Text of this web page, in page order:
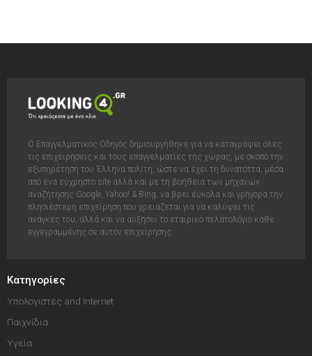
Ο Επαγγελματικός Οδηγός δημιουργήθηκε για να καταγράψει όλες
τις επιχειρήσεις και τους επαγγελματίες της χώρας, με σκοπό την
εξυπηρέτηση του Έλληνα πολίτη, ώστε να έχει τη δυνατόττα, μέσα
από ένα εύχρηστο site αλλά και με τη βοήθεια των μηχανών
αναζήτησης Google, Yahoo! & Bing, να βρει έυκολα και γρήγορα την
πλησιέστερη επιχείρηση που χρειάζεται για να καλύψει τις
ανάγκες του, αλλά και να αυξήσει το εταιρικό πελατολόγιο κάθε
εγγεγραμμένης σε αυτόν επιχείρησης.
Κατηγορίες
Υπολογιστές and Internet
Παιχνίδια
Υγεία